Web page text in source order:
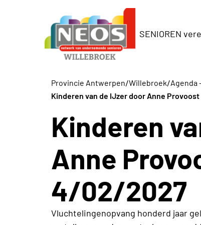
SENIOREN
Provincie Antwerpen/Willebroek/Agenda
Kinderen van de IJzer door Anne Provoost
Kinderen
Anne
4/02/2027
Vluchtelingenopvang honderd jaar